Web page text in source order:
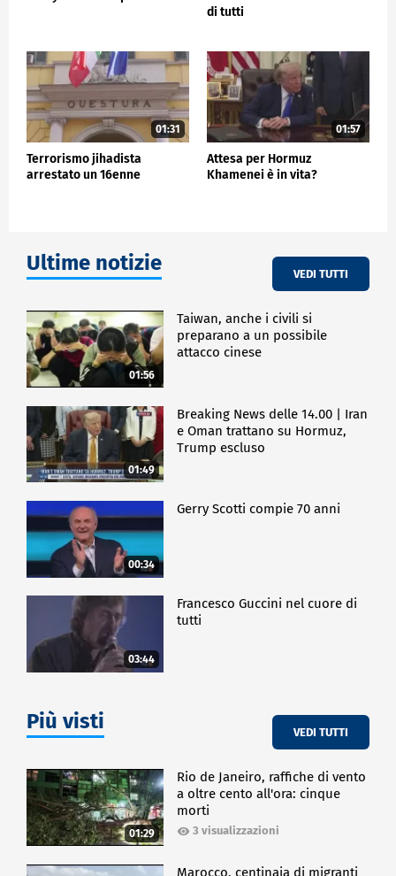
di tutti
01:31
Terrorismo jihadista
arrestato un 16enne
01:57
Attesa per Hormuz
Khamenei è in vita?
Ultime notizie VEDI TUTTI
01:56
Taiwan, anche i civili si
preparano a un possibile
attacco cinese
01:49
Breaking News delle 14.00 | Iran
e Oman trattano su Hormuz,
Trump escluso
00:34
Gerry Scotti compie 70 anni
03:44
Francesco Guccini nel cuore di
tutti
Più visti VEDI TUTTI
01:29
Rio de Janeiro, raffiche di vento
a oltre cento all'ora: cinque
morti
3 visualizzazioni
Marocco, centinaia di migranti